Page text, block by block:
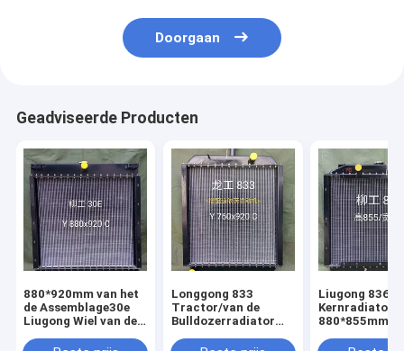
Doorgaan
Geadviseerde Producten
880*920mm van het
de Assemblage30e
Liugong Wiel van de
Ladervervangstukken
Longgong 833
Tractor/van de
Bulldozerradiator
880*855mm
Liugong 836
Kernradiator,
880*855mm